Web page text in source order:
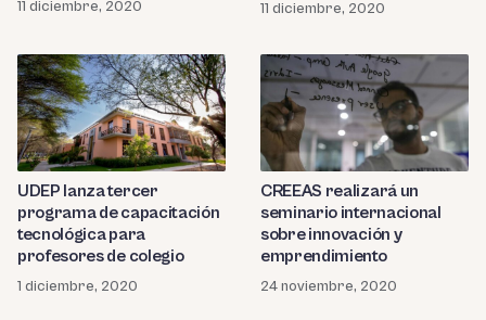
11 diciembre, 2020 11 diciembre, 2020
UDEP lanza tercer
programa de capacitación
tecnológica para
profesores de colegio
1 diciembre, 2020
CREEAS realizará un
seminario internacional
sobre innovación y
emprendimiento
24 noviembre, 2020